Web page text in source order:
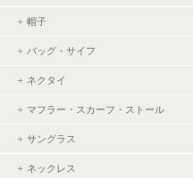
帽子
バッグ・サイフ
ネクタイ
マフラー・スカーフ・ストール
サングラス
ネックレス